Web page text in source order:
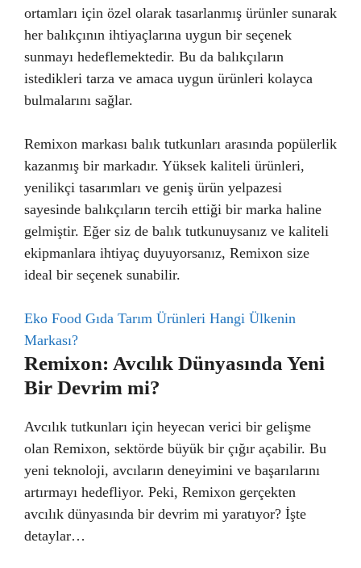
ortamları için özel olarak tasarlanmış ürünler sunarak
her balıkçının ihtiyaçlarına uygun bir seçenek
sunmayı hedeflemektedir. Bu da balıkçıların
istedikleri tarza ve amaca uygun ürünleri kolayca
bulmalarını sağlar.
Remixon markası balık tutkunları arasında popülerlik
kazanmış bir markadır. Yüksek kaliteli ürünleri,
yenilikçi tasarımları ve geniş ürün yelpazesi
sayesinde balıkçıların tercih ettiği bir marka haline
gelmiştir. Eğer siz de balık tutkunuysanız ve kaliteli
ekipmanlara ihtiyaç duyuyorsanız, Remixon size
ideal bir seçenek sunabilir.
Eko Food Gıda Tarım Ürünleri Hangi Ülkenin
Markası?
Remixon: Avcılık Dünyasında Yeni
Bir Devrim mi?
Avcılık tutkunları için heyecan verici bir gelişme
olan Remixon, sektörde büyük bir çığır açabilir. Bu
yeni teknoloji, avcıların deneyimini ve başarılarını
artırmayı hedefliyor. Peki, Remixon gerçekten
avcılık dünyasında bir devrim mi yaratıyor? İşte
detaylar…